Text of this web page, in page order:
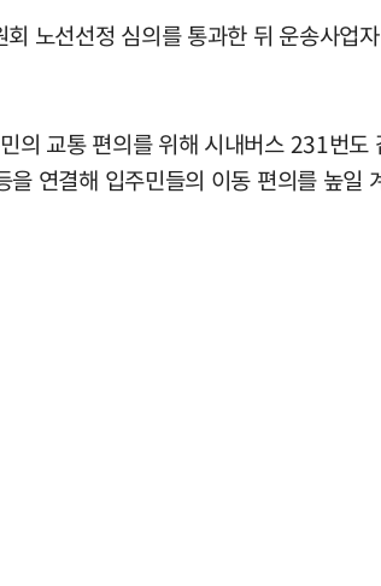
노선선정 심의를 통과한 뒤 운송사
의 교통 편의를 위해 시내버스 231번
연결해 입주민들의 이동 편의를 높일